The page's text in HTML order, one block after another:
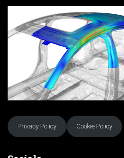
Privacy Policy Cookie Policy